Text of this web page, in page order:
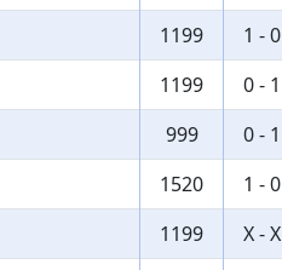
1199 1 - 0
1199 0 - 1
999 0 - 1
1520 1 - 0
1199 X - X